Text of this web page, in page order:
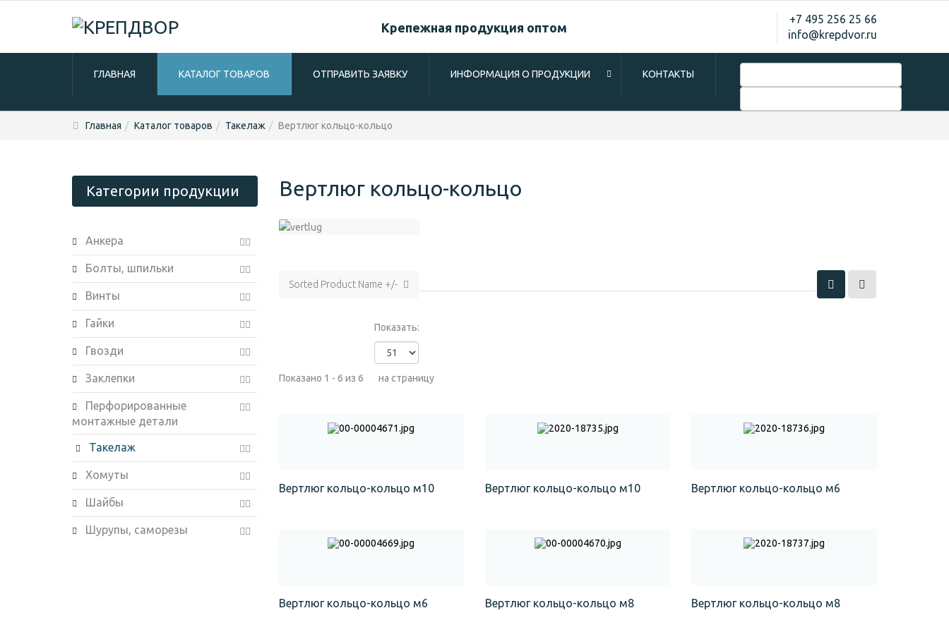
Крепежная продукция оптом
+7 495 256 25 66
info@krepdvor.ru
ГЛАВНАЯ КАТАЛОГ ТОВАРОВ ОТПРАВИТЬ ЗАЯВКУ ИНФОРМАЦИЯ О ПРОДУКЦИИ КОНТАКТЫ
Главная Каталог товаров Такелаж Вертлюг кольцо-кольцо
Вертлюг кольцо-кольцо
Sorted Product Name +/-
Показано 1 - 6 из 6
Показать:
на страницу
Вертлюг кольцо-кольцо м10 Вертлюг кольцо-кольцо м10 Вертлюг кольцо-кольцо м6
Вертлюг кольцо-кольцо м6 Вертлюг кольцо-кольцо м8 Вертлюг кольцо-кольцо м8
Категории продукции
Анкера
Болты, шпильки
Винты
Гайки
Гвозди
Заклепки
Перфорированные
монтажные детали
Такелаж
Хомуты
Шайбы
Шурупы, саморезы